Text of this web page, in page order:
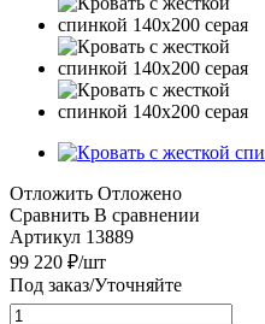
Отложить Отложено
Сравнить В сравнении
Артикул 13889
99 220 ₽/шт
Под заказ/Уточняйте